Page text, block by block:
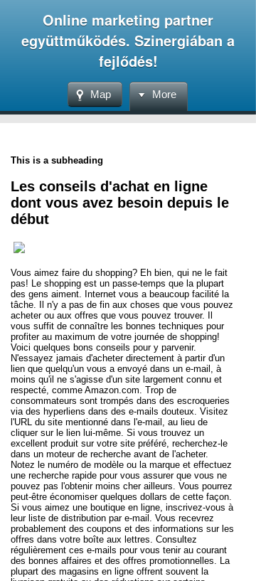
Online marketing partner
együttműködés. Szinergiában a
fejlődés!
Map More
This is a subheading
Les conseils d'achat en ligne
dont vous avez besoin depuis le
début
Vous aimez faire du shopping? Eh bien, qui ne le fait
pas! Le shopping est un passe-temps que la plupart
des gens aiment. Internet vous a beaucoup facilité la
tâche. Il n'y a pas de fin aux choses que vous pouvez
acheter ou aux offres que vous pouvez trouver. Il
vous suffit de connaître les bonnes techniques pour
profiter au maximum de votre journée de shopping!
Voici quelques bons conseils pour y parvenir.
N'essayez jamais d'acheter directement à partir d'un
lien que quelqu'un vous a envoyé dans un e-mail, à
moins qu'il ne s'agisse d'un site largement connu et
respecté, comme Amazon.com. Trop de
consommateurs sont trompés dans des escroqueries
via des hyperliens dans des e-mails douteux. Visitez
l'URL du site mentionné dans l'e-mail, au lieu de
cliquer sur le lien lui-même. Si vous trouvez un
excellent produit sur votre site préféré, recherchez-le
dans un moteur de recherche avant de l'acheter.
Notez le numéro de modèle ou la marque et effectuez
une recherche rapide pour vous assurer que vous ne
pouvez pas l'obtenir moins cher ailleurs. Vous pourrez
peut-être économiser quelques dollars de cette façon.
Si vous aimez une boutique en ligne, inscrivez-vous à
leur liste de distribution par e-mail. Vous recevrez
probablement des coupons et des informations sur les
offres dans votre boîte aux lettres. Consultez
régulièrement ces e-mails pour vous tenir au courant
des bonnes affaires et des offres promotionnelles. La
plupart des magasins en ligne offrent souvent la